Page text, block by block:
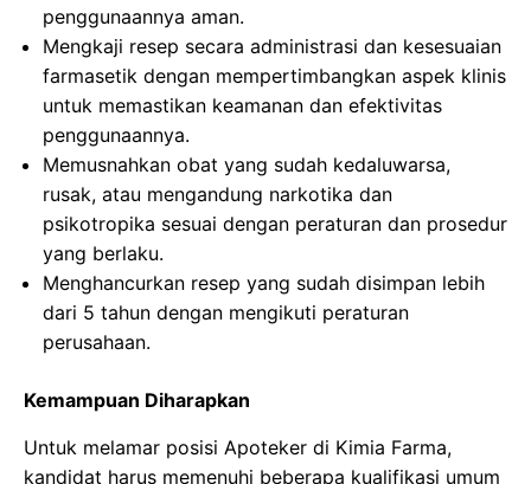
penggunaannya aman.
Mengkaji resep secara administrasi dan kesesuaian
farmasetik dengan mempertimbangkan aspek klinis
untuk memastikan keamanan dan efektivitas
penggunaannya.
Memusnahkan obat yang sudah kedaluwarsa,
rusak, atau mengandung narkotika dan
psikotropika sesuai dengan peraturan dan prosedur
yang berlaku.
Menghancurkan resep yang sudah disimpan lebih
dari 5 tahun dengan mengikuti peraturan
perusahaan.
Kemampuan Diharapkan
Untuk melamar posisi Apoteker di Kimia Farma,
kandidat harus memenuhi beberapa kualifikasi umum